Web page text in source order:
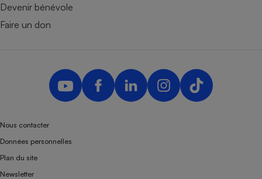
Devenir bénévole
Faire un don
Nous contacter
Données personnelles
Plan du site
Newsletter